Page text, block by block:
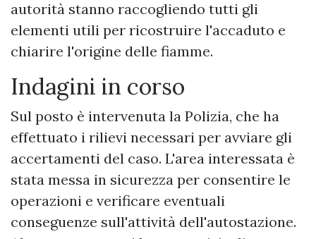
autorità stanno raccogliendo tutti gli
elementi utili per ricostruire l'accaduto e
chiarire l'origine delle fiamme.
Indagini in corso
Sul posto è intervenuta la Polizia, che ha
effettuato i rilievi necessari per avviare gli
accertamenti del caso. L'area interessata è
stata messa in sicurezza per consentire le
operazioni e verificare eventuali
conseguenze sull'attività dell'autostazione.